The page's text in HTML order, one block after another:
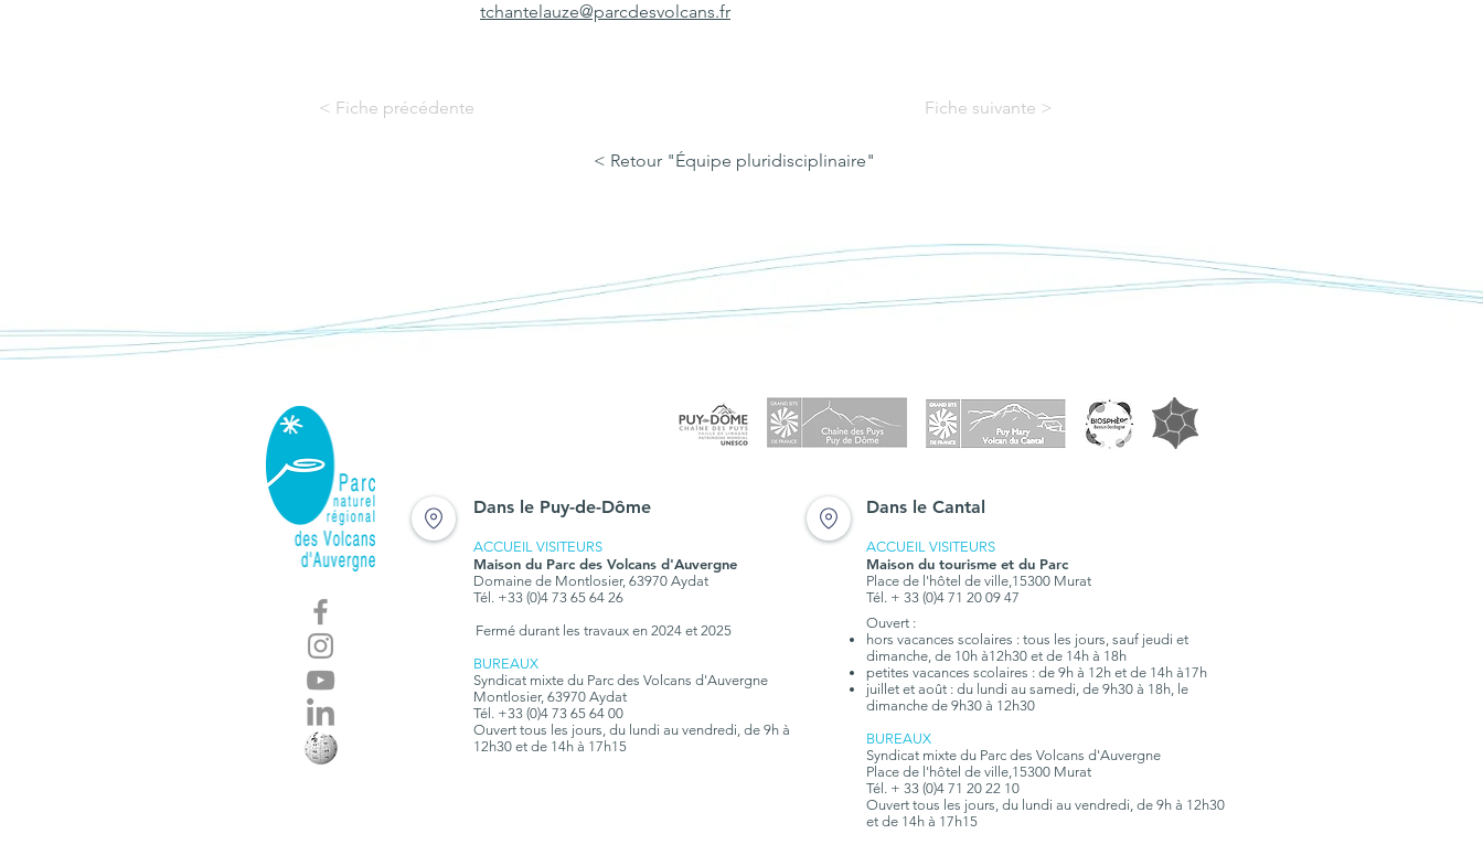
tchantelauze@parcdesvolcans.fr
< Fiche précédente Fiche suivante >
< Retour "Équipe pluridisciplinaire"
Dans le Puy-de-Dôme
ACCUEIL VISITEURS
Maison du Parc des Volcans d'Auvergne
Domaine de Montlosier, 63970 Aydat
Tél. +33 (0)4 73 65 64 26
Fermé durant les travaux en 2024 et 2025
BUREAUX
Syndicat mixte du Parc des Volcans d'Auvergne
Montlosier, 63970 Aydat
Tél. +33 (0)4 73 65 64 00
Ouvert tous les jours, du lundi au vendredi, de 9h à
12h30 et de 14h à 17h15
Dans le Cantal
ACCUEIL VISITEURS
Maison du tourisme et du Parc
Place de l'hôtel de ville,15300 Murat
Tél. + 33 (0)4 71 20 09 47
Ouvert :
hors vacances scolaires : tous les jours, sauf jeudi et
dimanche, de 10h à12h30 et de 14h à 18h
petites vacances scolaires : de 9h à 12h et de 14h à17h
juillet et août : du lundi au samedi, de 9h30 à 18h, le
dimanche de 9h30 à 12h30
BUREAUX
Syndicat mixte du Parc des Volcans d'Auvergne
Place de l'hôtel de ville,15300 Murat
Tél. + 33 (0)4 71 20 22 10
Ouvert tous les jours, du lundi au vendredi, de 9h à 12h30
et de 14h à 17h15